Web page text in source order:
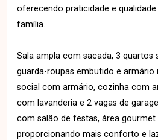
oferecendo praticidade e
família.
Sala ampla com sacada, 3 quartos
guarda-roupas embutido e armário
social com armário, cozinha com
com lavanderia e 2 vagas de
com salão de festas, área gourmet
proporcionando mais conforto e